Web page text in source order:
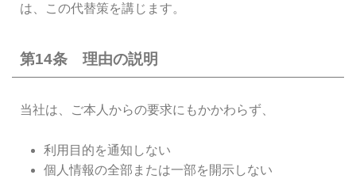
は、この代替策を講じます。
第14条 理由の説明
当社は、ご本人からの要求にもかかわらず、
利用目的を通知しない
個人情報の全部または一部を開示しない